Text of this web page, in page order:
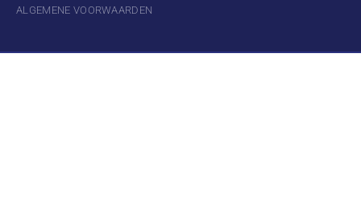
ALGEMENE VOORWAARDEN